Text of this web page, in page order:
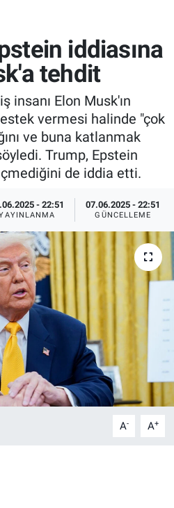
iddiasına
tehdit
insanı Elon Musk'ın
vermesi halinde "çok
ve buna katlanmak
Trump, Epstein
de iddia etti.
- 22:51 07.06.2025 - 22:51
GÜNCELLEME
A- A+